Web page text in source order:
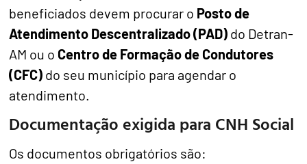
beneficiados devem procurar o Posto de
Atendimento Descentralizado (PAD) do Detran-
AM ou o Centro de Formação de Condutores
(CFC) do seu município para agendar o
atendimento.
Documentação exigida para CNH Social
Os documentos obrigatórios são: